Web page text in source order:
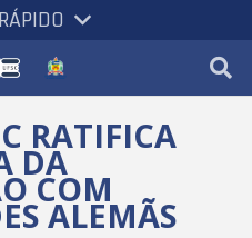
RATIFICA
DA
COM
ALEMÃS